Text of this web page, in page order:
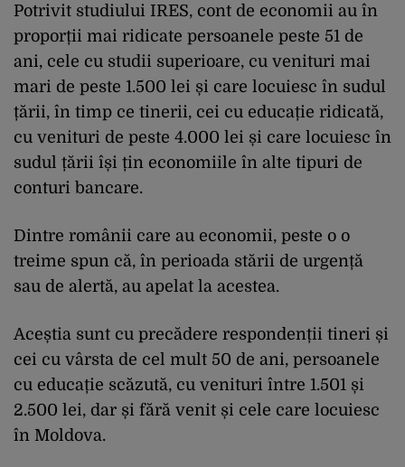
Potrivit studiului IRES, cont de economii au în
proporții mai ridicate persoanele peste 51 de
ani, cele cu studii superioare, cu venituri mai
mari de peste 1.500 lei și care locuiesc în sudul
țării, în timp ce tinerii, cei cu educație ridicată,
cu venituri de peste 4.000 lei și care locuiesc în
sudul țării își țin economiile în alte tipuri de
conturi bancare.
Dintre românii care au economii, peste o o
treime spun că, în perioada stării de urgență
sau de alertă, au apelat la acestea.
Aceștia sunt cu precădere respondenții tineri și
cei cu vârsta de cel mult 50 de ani, persoanele
cu educație scăzută, cu venituri între 1.501 și
2.500 lei, dar și fără venit și cele care locuiesc
în Moldova.